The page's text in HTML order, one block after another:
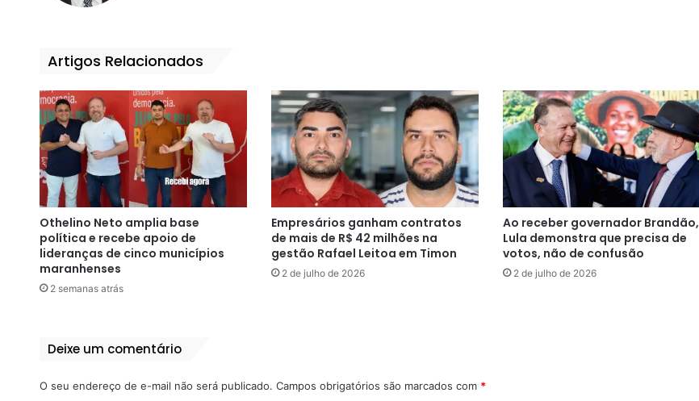
Artigos Relacionados
Othelino Neto amplia base
política e recebe apoio de
lideranças de cinco municípios
maranhenses
2 semanas atrás
Empresários ganham contratos
de mais de R$ 42 milhões na
gestão Rafael Leitoa em Timon
2 de julho de 2026
Ao receber governador Brandão,
Lula demonstra que precisa de
votos, não de confusão
2 de julho de 2026
Deixe um comentário
O seu endereço de e-mail não será publicado. Campos obrigatórios são marcados com *